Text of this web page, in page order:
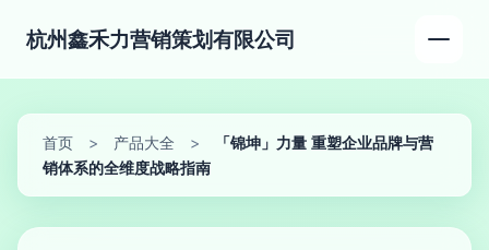
杭州鑫禾力营销策划有限公司
首页 > 产品大全 >
「锦坤」力量 重塑企业品牌与营
销体系的全维度战略指南